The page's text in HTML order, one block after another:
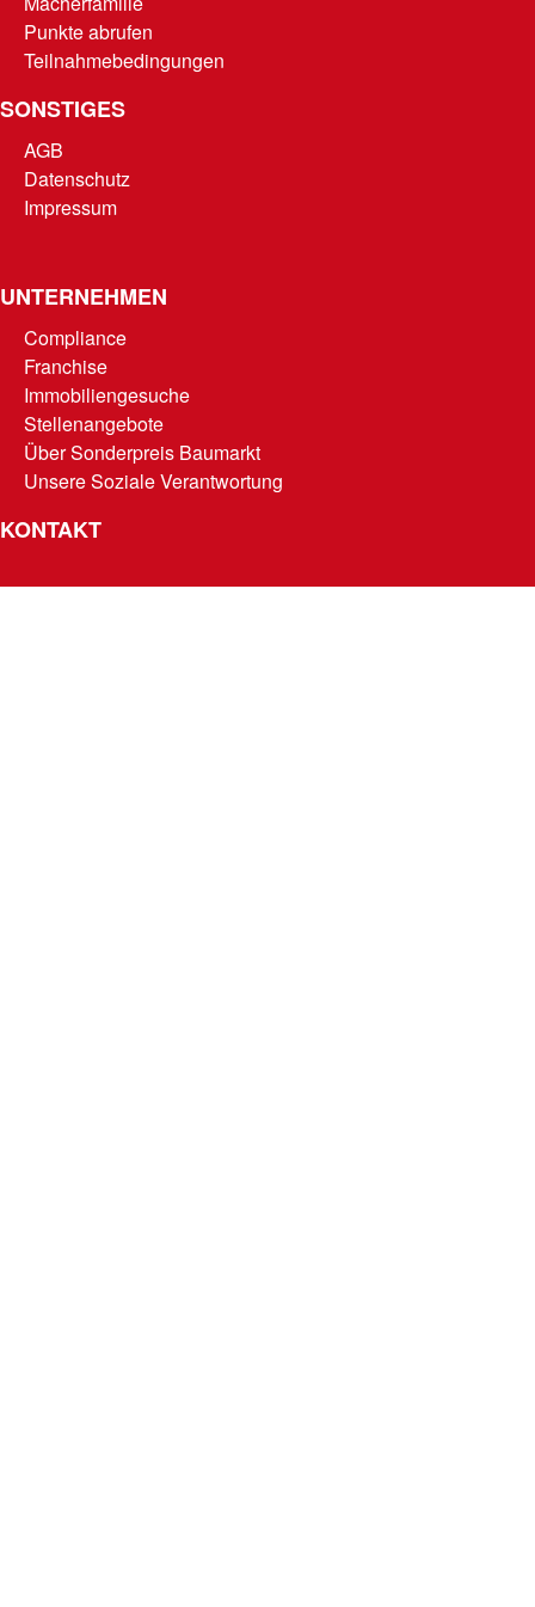
Punkte abrufen
Teilnahmebedingungen
SONSTIGES
AGB
Datenschutz
Impressum
UNTERNEHMEN
Compliance
Franchise
Immobiliengesuche
Stellenangebote
Über Sonderpreis Baumarkt
Unsere Soziale Verantwortung
KONTAKT